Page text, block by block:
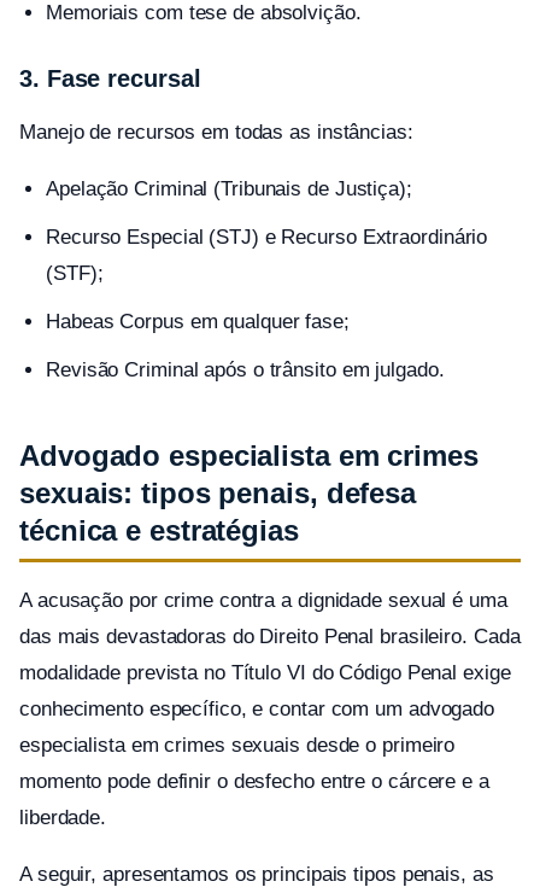
Memoriais com tese de absolvição.
3. Fase recursal
Manejo de recursos em todas as instâncias:
Apelação Criminal (Tribunais de Justiça);
Recurso Especial (STJ) e Recurso Extraordinário
(STF);
Habeas Corpus em qualquer fase;
Revisão Criminal após o trânsito em julgado.
Advogado especialista em crimes
sexuais: tipos penais, defesa
técnica e estratégias
A acusação por crime contra a dignidade sexual é uma
das mais devastadoras do Direito Penal brasileiro. Cada
modalidade prevista no Título VI do Código Penal exige
conhecimento específico, e contar com um advogado
especialista em crimes sexuais desde o primeiro
momento pode definir o desfecho entre o cárcere e a
liberdade.
A seguir, apresentamos os principais tipos penais, as